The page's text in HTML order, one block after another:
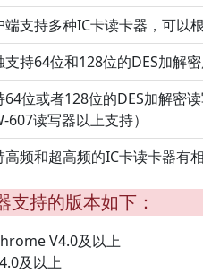
端支持多种IC卡读卡器，可以
支持64位和128位的DES加解
64位或者128位的DES加解密
607读写器以上支持）
高频和超高频的IC卡读卡器有
支持的版本如下：
V4.0及以上
及以上